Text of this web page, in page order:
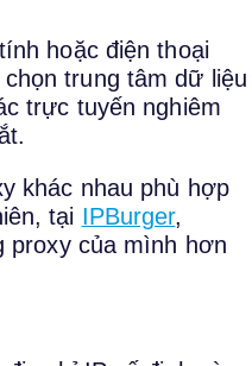
hoặc điện thoại
trung tâm dữ liệu
trực tuyến nghiêm
khác nhau phù hợp
tại IPBurger,
proxy của mình hơn